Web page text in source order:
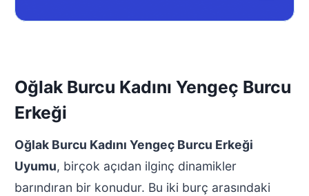
Oğlak Burcu Kadını Yengeç Burcu
Erkeği
Oğlak Burcu Kadını Yengeç Burcu Erkeği
Uyumu, birçok açıdan ilginç dinamikler
barındıran bir konudur. Bu iki burç arasındaki